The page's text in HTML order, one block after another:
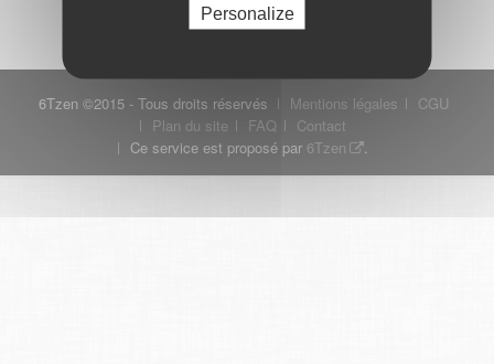
6Tzen ©2015 - Tous droits réservés Mentions légales
CGU
Plan du site
FAQ
Contact
Ce service est proposé par 6Tzen .
Personalize